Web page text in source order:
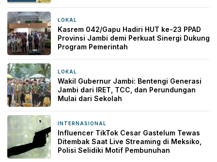
LOKAL
Kasrem 042/Gapu Hadiri HUT ke-23 PPAD
Provinsi Jambi demi Perkuat Sinergi Dukung
Program Pemerintah
LOKAL
Wakil Gubernur Jambi: Bentengi Generasi
Jambi dari IRET, TCC, dan Perundungan
Mulai dari Sekolah
INTERNASIONAL
Influencer TikTok Cesar Gastelum Tewas
Ditembak Saat Live Streaming di Meksiko,
Polisi Selidiki Motif Pembunuhan